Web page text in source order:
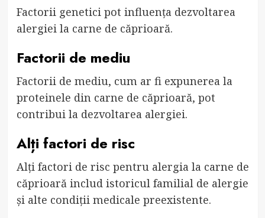
Factorii genetici pot influența dezvoltarea
alergiei la carne de căprioară.
Factorii de mediu
Factorii de mediu, cum ar fi expunerea la
proteinele din carne de căprioară, pot
contribui la dezvoltarea alergiei.
Alți factori de risc
Alți factori de risc pentru alergia la carne de
căprioară includ istoricul familial de alergie
și alte condiții medicale preexistente.